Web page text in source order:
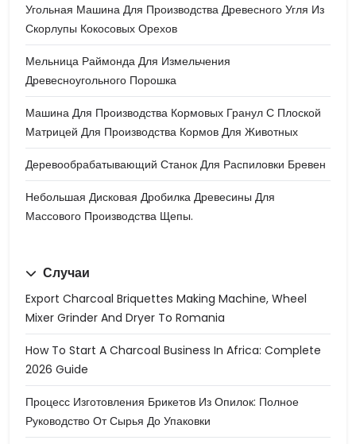
Угольная Машина Для Производства Древесного Угля Из
Скорлупы Кокосовых Орехов
Мельница Раймонда Для Измельчения
Древесноугольного Порошка
Машина Для Производства Кормовых Гранул С Плоской
Матрицей Для Производства Кормов Для Животных
Деревообрабатывающий Станок Для Распиловки Бревен
Небольшая Дисковая Дробилка Древесины Для
Массового Производства Щепы.
Случаи
Export Charcoal Briquettes Making Machine, Wheel
Mixer Grinder And Dryer To Romania
How To Start A Charcoal Business In Africa: Complete
2026 Guide
Процесс Изготовления Брикетов Из Опилок: Полное
Руководство От Сырья До Упаковки